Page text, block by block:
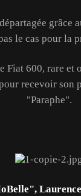
grâce
le cas pour la
Fiat 600, rare
recevoir
"Paraphe".